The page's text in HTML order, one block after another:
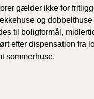
12
30/6
gælder ikke for
og dobbelthuse
til boligformål,
efter dispensation fra
sommerhuse.